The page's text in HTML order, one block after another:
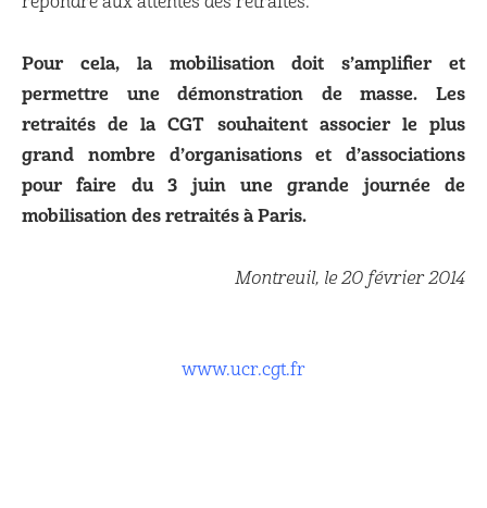
Pour cela, la mobilisation doit s’amplifier et
permettre une démonstration de masse. Les
retraités de la CGT souhaitent associer le plus
grand nombre d’organisations et d’associations
pour faire du 3 juin une grande journée de
mobilisation des retraités à Paris.
Montreuil, le 20 février 2014
www.ucr.cgt.fr